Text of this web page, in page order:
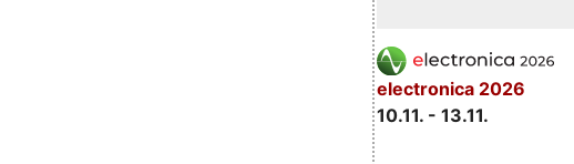
electronica 2026
10.11. - 13.11.